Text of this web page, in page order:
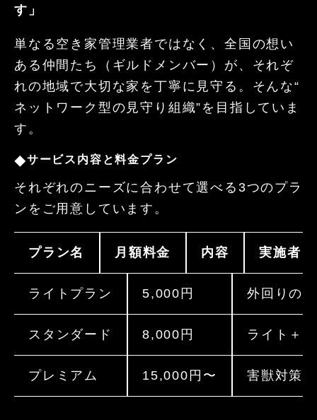
す」
単なる空き家管理業者ではなく、全国の想い
ある仲間たち（ギルドメンバー）が、それぞ
れの地域で大切な家を丁寧に見守る。 そんな“
ネットワーク型の見守り組織” を目指していま
す。
◆サービス内容と料金プラン
それぞれのニーズに合わせて選べる 3つのプラ
ンをご用意しています。
プラン名 月額料金 内容 実施者
ライトプラン 5,000 円 外回りの
スタンダード 8,000 円 ライト＋
プレミアム 15,000 円〜 害獣対策